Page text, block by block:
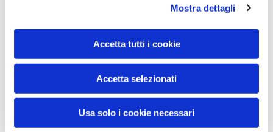
Mostra dettagli
Accetta tutti i cookie
Accetta selezionati
Usa solo i cookie necessari